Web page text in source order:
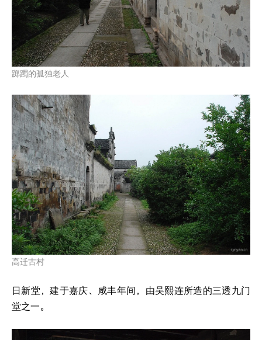
踯躅的孤独老人
高迁古村
日新堂，建于嘉庆、咸丰年间，由吴熙连所造的三透九门
堂之一。